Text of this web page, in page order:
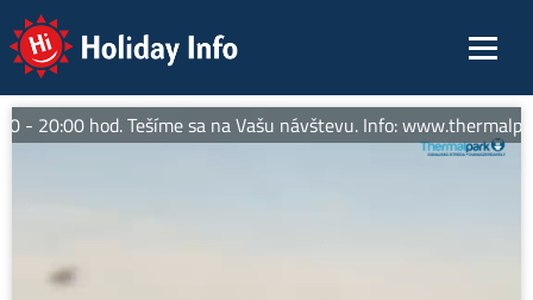
Holiday Info
20:00 hod. Tešíme sa na Vašu návštevu. Info: